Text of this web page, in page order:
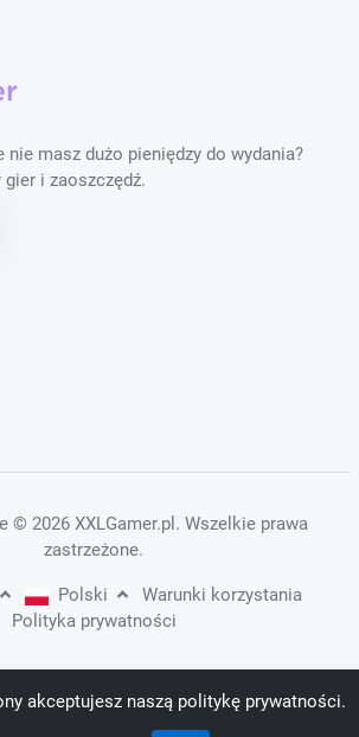
nie masz dużo pieniędzy do wydania?
i zaoszczędź.
© 2026 XXLGamer.pl . Wszelkie prawa
zastrzeżone.
Polski
Warunki korzystania
Polityka prywatności
akceptujesz naszą politykę prywatności.